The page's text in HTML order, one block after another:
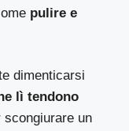
pulire e
dimenticarsi
lì tendono
scongiurare un